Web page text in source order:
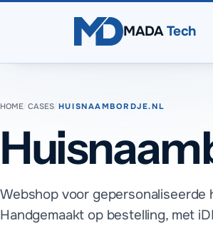
MADATech
HOME/CASES/ HUISNAAMBORDJE.NL
Webshop voor
Handgemaakt op bestelling, met